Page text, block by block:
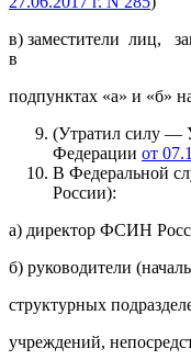
в) заместители лиц,
в
подпунктах «а» и «б»
(Утратил силу —
Федерации от
В Федеральной
России):
а) директор ФСИН
б) руководители
структурных
учреждений,